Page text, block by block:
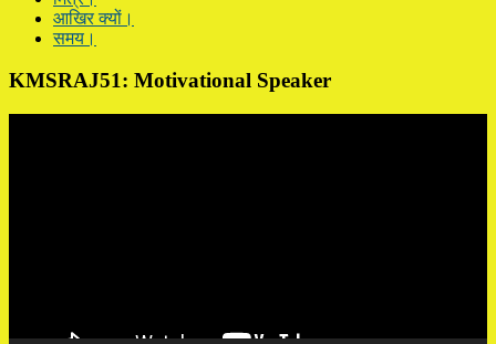
आखिर क्यों।
समय।
KMSRAJ51: Motivational Speaker